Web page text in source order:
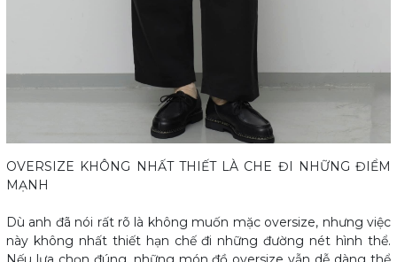
OVERSIZE KHÔNG NHẤT THIẾT LÀ CHE ĐI NHỮNG ĐIỂM
MẠNH
Dù anh đã nói rất rõ là không muốn mặc oversize, nhưng việc
này không nhất thiết hạn chế đi những đường nét hình thể.